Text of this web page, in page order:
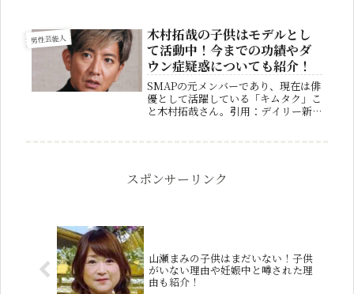
が、既に結婚されていることを皆さん
はご存じでしょうか？そこで今回は、
鈴...
男性芸能人
木村拓哉の子供はモデルとし
て活動中！今までの功績やダ
ウン症疑惑についても紹介！
SMAPの元メンバーであり、現在は俳
優として活躍している「キムタク」こ
と木村拓哉さん。引用：デイリー新潮
て...
スポンサーリンク
山瀬まみの子供はまだいない！子供
がいない理由や妊娠中と噂された理
由も紹介！